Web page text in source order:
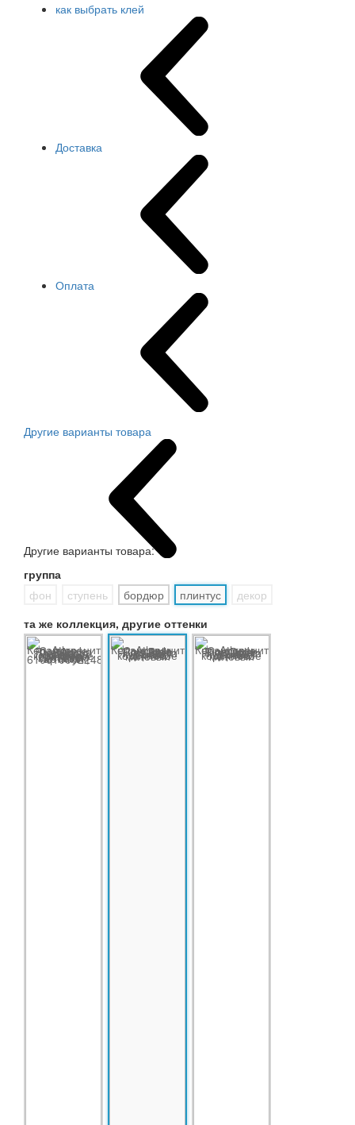
как выбрать клей
Доставка
Оплата
Другие варианты товара
Другие варианты товара:
группа
фон
ступень бордюр плинтус
декор
та же коллекция, другие оттенки